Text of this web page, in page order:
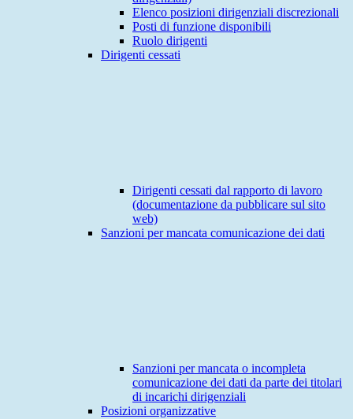
Elenco posizioni dirigenziali discrezionali
Posti di funzione disponibili
Ruolo dirigenti
Dirigenti cessati
Dirigenti cessati dal rapporto di lavoro
(documentazione da pubblicare sul sito
web)
Sanzioni per mancata comunicazione dei dati
Sanzioni per mancata o incompleta
comunicazione dei dati da parte dei titolari
di incarichi dirigenziali
Posizioni organizzative